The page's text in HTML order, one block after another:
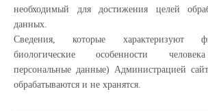
необходимый для достижения целей
данных.
Сведения, которые характеризуют
биологические особенности
персональные данные) Администрацией
обрабатываются и не хранятся.